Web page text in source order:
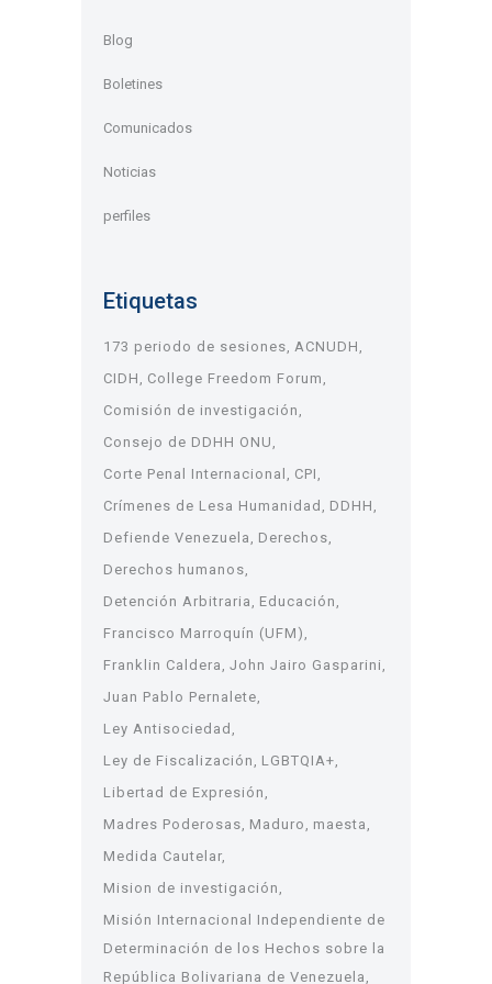
Blog
Boletines
Comunicados
Noticias
perfiles
Etiquetas
173 periodo de sesiones ACNUDH
CIDH
College Freedom Forum
Comisión de investigación
Consejo de DDHH ONU
Corte Penal Internacional
CPI
Crímenes de Lesa Humanidad
DDHH
Defiende Venezuela
Derechos
Derechos humanos
Detención Arbitraria
Educación
Francisco Marroquín (UFM)
Franklin Caldera John Jairo Gasparini
Juan Pablo Pernalete
Ley Antisociedad
Ley de Fiscalización
LGBTQIA+
Libertad de Expresión
Madres Poderosas Maduro
maesta
Medida Cautelar
Mision de investigación
Misión Internacional Independiente de
Determinación de los Hechos sobre la
República Bolivariana de Venezuela